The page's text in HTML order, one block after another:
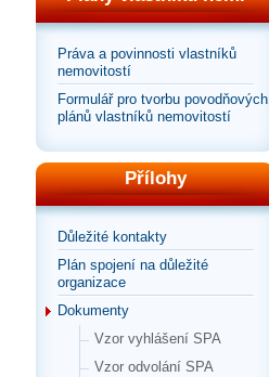
Práva a povinnosti vlastníků
nemovitostí
Formulář pro tvorbu povodňových
plánů vlastníků nemovitostí
Přílohy
Důležité kontakty
Plán spojení na důležité
organizace
Dokumenty
Vzor vyhlášení SPA
Vzor odvolání SPA